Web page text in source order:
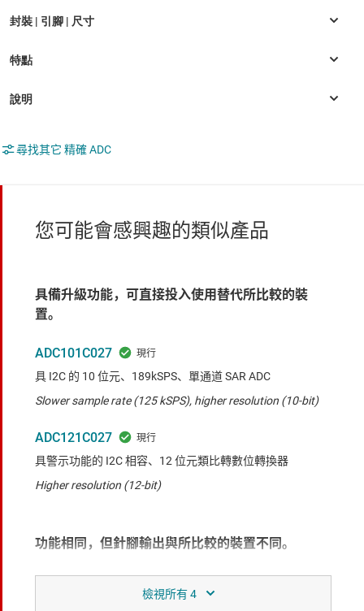
尋找其它 精確 ADC
您可能會感興趣的類似產品
具備升級功能，可直接投入使用替代所比較的裝
置。
ADC101C027
具 I2C 的 10 位元、189kSPS、單通道 SAR ADC
Slower sample rate (125 kSPS), higher resolution (10-bit)
ADC121C027
具警示功能的 I2C 相容、12 位元類比轉數位轉換器
Higher resolution (12-bit)
功能相同，但針腳輸出與所比較的裝置不同。